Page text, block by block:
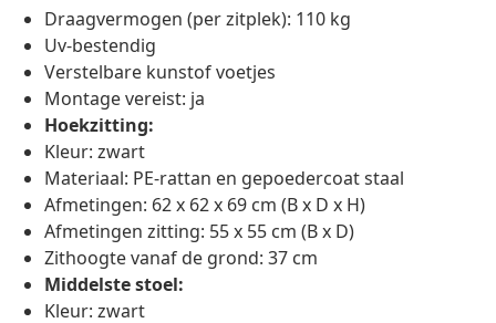
Draagvermogen (per zitplek): 110 kg
Uv-bestendig
Verstelbare kunstof voetjes
Montage vereist: ja
Hoekzitting:
Kleur: zwart
Materiaal: PE-rattan en gepoedercoat staal
Afmetingen: 62 x 62 x 69 cm (B x D x H)
Afmetingen zitting: 55 x 55 cm (B x D)
Zithoogte vanaf de grond: 37 cm
Middelste stoel:
Kleur: zwart